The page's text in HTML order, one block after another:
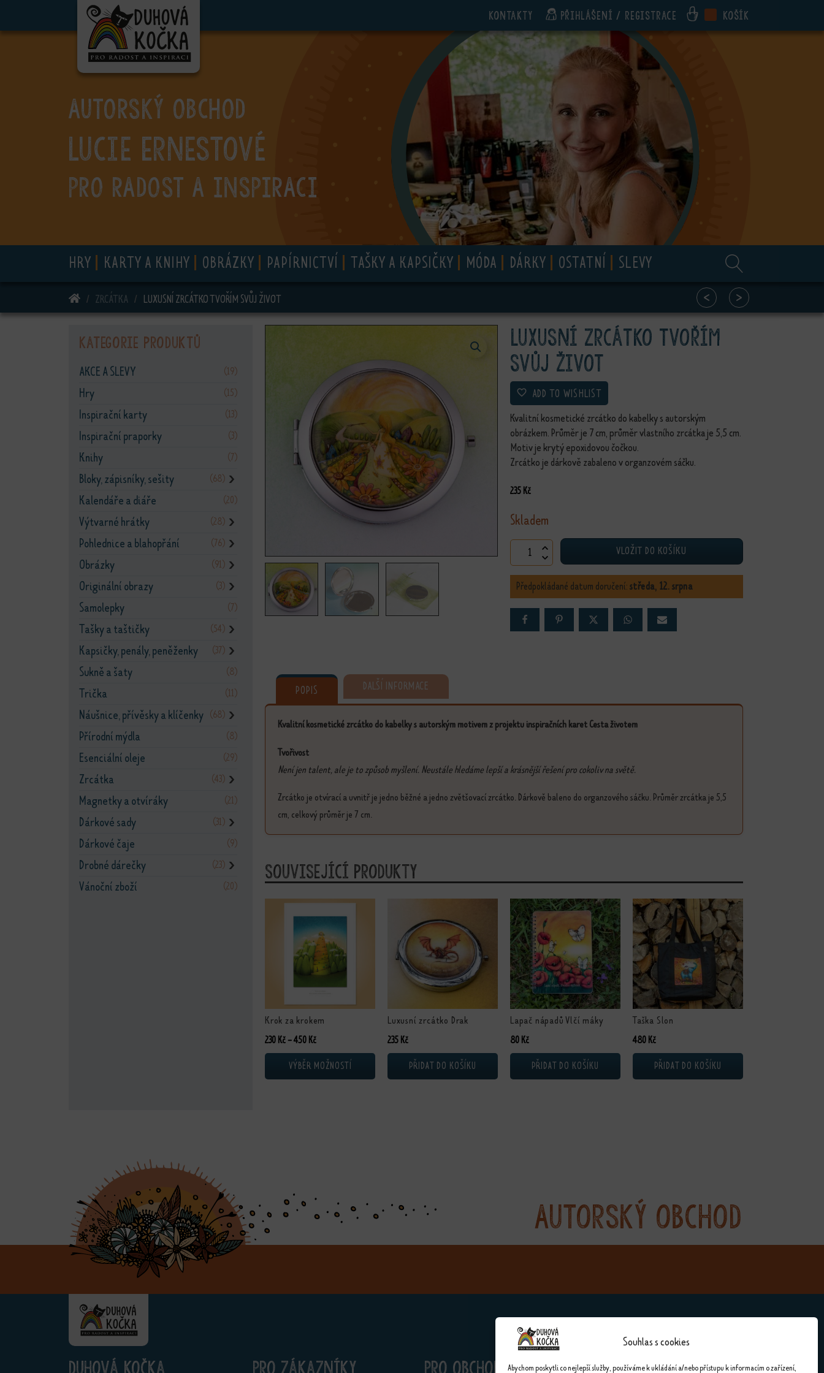
Souhlas s cookies
Abychom poskytli co nejlepší služby, používáme k ukládání a/nebo přístupu k informacím o zařízení,
Kontakty Přihlášení / registrace Košík
AUTORSKÝ OBCHOD
Lucie Ernestové
PRO RADOST A INSPIRACI
HRY KARTY A KNIHY OBRÁZKY PAPÍRNICTVÍ TAŠKY A KAPSIČKY MÓDA DÁRKY OSTATNÍ SLEVY
DOMŮZRCÁTKA LUXUSNÍ ZRCÁTKO TVOŘÍM SVŮJ ŽIVOT < >
Kategorie produktů
AKCE A SLEVY (19)
Hry (15)
Inspirační karty (13)
Inspirační praporky (3)
Knihy (7)
Bloky, zápisníky, sešity (68) ❯
Kalendáře a diáře (20)
Výtvarné hrátky (28) ❯
Pohlednice a blahopřání (76) ❯
Obrázky (91) ❯
Originální obrazy (3) ❯
Samolepky (7)
Tašky a taštičky (54) ❯
Kapsičky, penály, peněženky (37) ❯
Sukně a šaty (8)
Trička (11)
Náušnice, přívěsky a klíčenky (68) ❯
Přírodní mýdla (8)
Esenciální oleje (29)
Zrcátka (43) ❯
Magnetky a otvíráky (21)
Dárkové sady (31) ❯
Dárkové čaje (9)
Drobné dárečky (23) ❯
Vánoční zboží (20)
Luxusní zrcátko Tvořím
svůj život
ADD TO WISHLIST
Kvalitní kosmetické zrcátko do kabelky s autorským
obrázkem. Průměr je 7 cm, průměr vlastního zrcátka je 5,5 cm.
Motiv je krytý epoxidovou čočkou.
Zrcátko je dárkově zabaleno v organzovém sáčku.
235 Kč
Skladem
Luxusní zrcátko Tvořím svůj život množství
VLOŽIT DO KOŠÍKU
Předpokládané datum doručení:středa, 12. srpna
POPIS DALŠÍ INFORMACE
Kvalitní kosmetické zrcátko do kabelky s autorským motivem z projektu inspiračních karet Cesta životem
Tvořivost
Není jen talent, ale je to způsob myšlení. Neustále hledáme lepší a krásnější řešení pro cokoliv na světě.
Zrcátko je otvírací a uvnitř je jedno běžné a jedno zvětšovací zrcátko. Dárkově baleno do organzového sáčku. Průměr zrcátka je 5,5
cm, celkový průměr je 7 cm.
Související produkty
Krok za krokem
230 Kč –450 KčRozpětí cen: 230 Kč až 450 Kč
VÝBĚR MOŽNOSTÍ
Tento produkt má více variant. Možnosti lze vybrat na stránce produktu
Luxusní zrcátko Drak
235 Kč
PŘIDAT DO KOŠÍKU
Lapač nápadů Vlčí máky
80 Kč
PŘIDAT DO KOŠÍKU
Taška Slon
480 Kč
PŘIDAT DO KOŠÍKU
Autorský obchod
Duhová kočka Pro zákazníky Pro obchodníky Kontakty